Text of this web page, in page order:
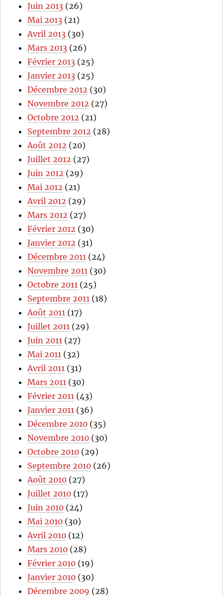
Juin 2013 (26)
Mai 2013 (21)
Avril 2013 (30)
Mars 2013 (26)
Février 2013 (25)
Janvier 2013 (25)
Décembre 2012 (30)
Novembre 2012 (27)
Octobre 2012 (21)
Septembre 2012 (28)
Août 2012 (20)
Juillet 2012 (27)
Juin 2012 (29)
Mai 2012 (21)
Avril 2012 (29)
Mars 2012 (27)
Février 2012 (30)
Janvier 2012 (31)
Décembre 2011 (24)
Novembre 2011 (30)
Octobre 2011 (25)
Septembre 2011 (18)
Août 2011 (17)
Juillet 2011 (29)
Juin 2011 (27)
Mai 2011 (32)
Avril 2011 (31)
Mars 2011 (30)
Février 2011 (43)
Janvier 2011 (36)
Décembre 2010 (35)
Novembre 2010 (30)
Octobre 2010 (29)
Septembre 2010 (26)
Août 2010 (27)
Juillet 2010 (17)
Juin 2010 (24)
Mai 2010 (30)
Avril 2010 (12)
Mars 2010 (28)
Février 2010 (19)
Janvier 2010 (30)
Décembre 2009 (28)